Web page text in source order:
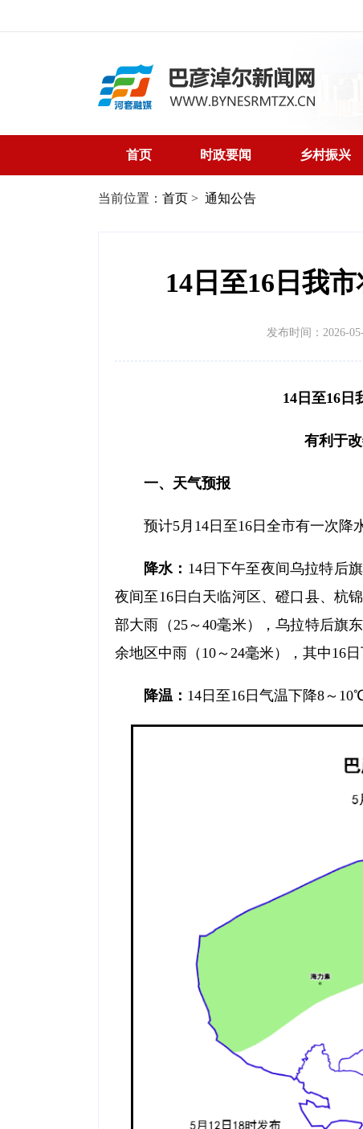
首页 时政要闻 乡村振兴
当前位置： 首页 > 通知公告
14日至16日我
发布时间：2026-
14日至16日
有利于
一、天气预报
预计5月14日至16日全市有一次降
降水： 14日下午至夜间乌拉特后
夜间至16日白天临河区、磴口县、杭
部大雨（25～40毫米），乌拉特后旗
余地区中雨（10～24毫米），其中16
降温： 14日至16日气温下降8～